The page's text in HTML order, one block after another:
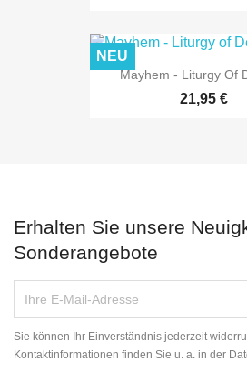
Mayhem - Liturgy Of
21,95 €
NEU
Erhalten Sie unsere
Sonderangebote
Sie können Ihr Einverständnis jederzeit
Kontaktinformationen finden Sie u. a. in der